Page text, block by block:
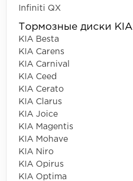
Infiniti QX
Тормозные диски KIA
KIA Besta
KIA Carens
KIA Carnival
KIA Ceed
KIA Cerato
KIA Clarus
KIA Joice
KIA Magentis
KIA Mohave
KIA Niro
KIA Opirus
KIA Optima